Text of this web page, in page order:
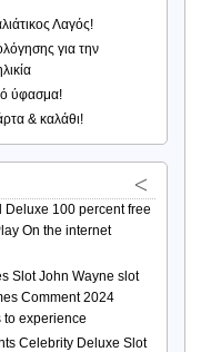
Λαγός!
για την
ύφασμα!
& καλάθι!
Deluxe 100 percent free
On the internet
Slot John Wayne slot
Comment 2024
to experience
Celebrity Deluxe Slot